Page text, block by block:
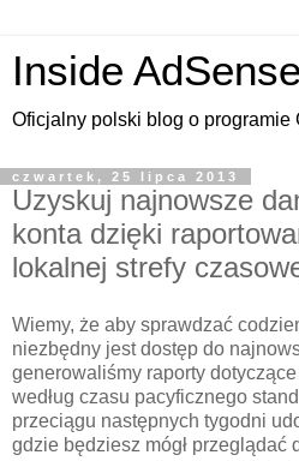
Inside
Oficjalny polski blog o programie
czwartek, 25 lipca 2013
Uzyskuj najnowsze
konta dzięki
lokalnej strefy
Wiemy, że aby sprawdzać
niezbędny jest dostęp do
generowaliśmy raporty
według czasu pacyficznego
przeciągu następnych tygodni
gdzie będziesz mógł przeglądać